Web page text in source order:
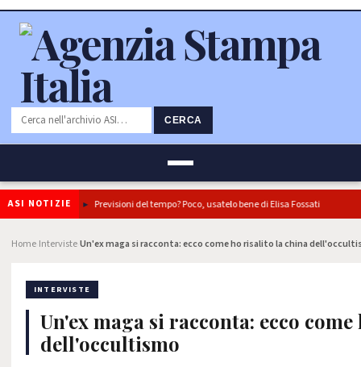
CERCA
ASI NOTIZIEPrevisioni del tempo? Poco, usatelo bene di Elisa Fossati
Home IntervisteUn'ex maga si racconta: ecco come ho risalito la china
INTERVISTE
Un'ex maga si racconta: ecco
dell'occultismo